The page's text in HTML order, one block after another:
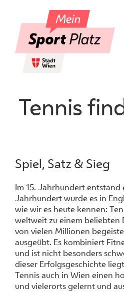
content
Tennis
Spiel, Satz & Sieg
Im 15. Jahrhundert entstand
Jahrhundert wurde es in
wie wir es heute kennen:
weltweit zu einem beliebten
von vielen Millionen
ausgeübt. Es kombiniert
und ist nicht besonders
dieser Erfolgsgeschichte
Tennis auch in Wien einen
und vielerorts gelernt und